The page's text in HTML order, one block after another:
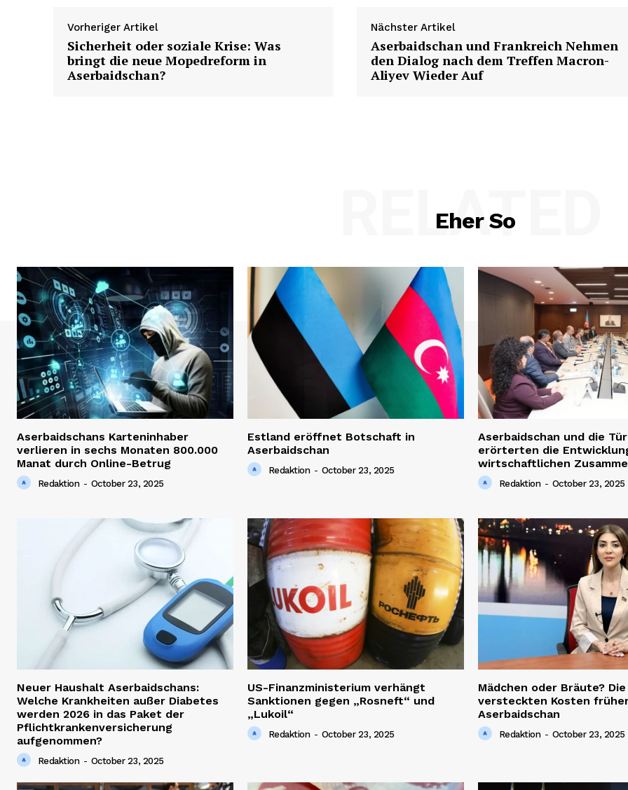
Vorheriger Artikel
Sicherheit oder soziale Krise: Was
bringt die neue Mopedreform in
Aserbaidschan?
Nächster Artikel
Aserbaidschan und Frankreich Nehmen
den Dialog nach dem Treffen Macron-
Aliyev Wieder Auf
Eher So
RELATED
Aserbaidschans Karteninhaber
verlieren in sechs Monaten 800.000
Manat durch Online-Betrug
Redaktion - October 23, 2025
Estland eröffnet Botschaft in
Aserbaidschan
Redaktion - October 23, 2025
Aserbaidschan und die
erörterten die
wirtschaftlichen
Redaktion - October 23, 2025
Neuer Haushalt Aserbaidschans:
Welche Krankheiten außer Diabetes
werden 2026 in das Paket der
Pflichtkrankenversicherung
aufgenommen?
Redaktion - October 23, 2025
US-Finanzministerium verhängt
Sanktionen gegen „Rosneft“ und
„Lukoil“
Redaktion - October 23, 2025
Mädchen oder Bräute? Die
versteckten Kosten
Aserbaidschan
Redaktion - October 23, 2025